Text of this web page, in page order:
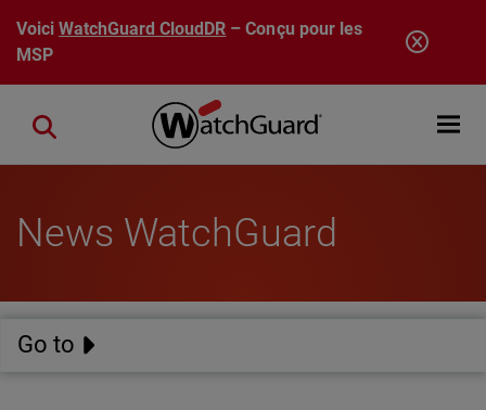
Aller au contenu principal
VoiciWatchGuard CloudDR – Conçu pour les
MSP
Open
Close search
News WatchGuard
Go to